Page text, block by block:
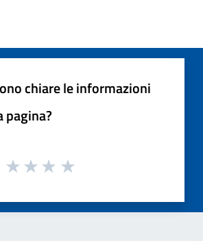
chiare le informazioni
pagina?